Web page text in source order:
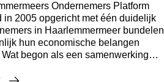
Ondernemers Platform
in 2005 opgericht met één duidelijk
in Haarlemmermeer bundelen
hun economische belangen
begon als een samenwerking
uit tot hét centrale